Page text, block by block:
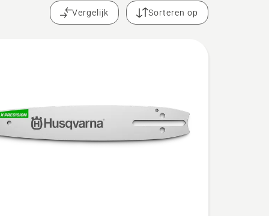
Vergelijk Sorteren op